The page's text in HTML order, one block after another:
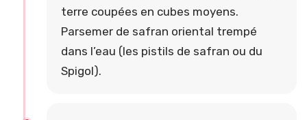
terre coupées en cubes moyens.
Parsemer de safran oriental trempé
dans l’eau (les pistils de safran ou du
Spigol).